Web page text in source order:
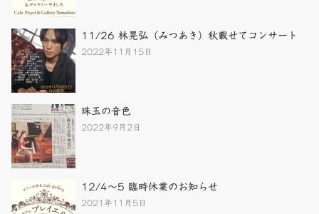
11/26 林晃弘（みつあき）秋載せてコンサート
2022年11月15日
珠玉の音色
2022年9月2日
12/4～5 臨時休業のお知らせ
2021年11月5日